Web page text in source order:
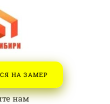
НА ЗАМЕР
нам